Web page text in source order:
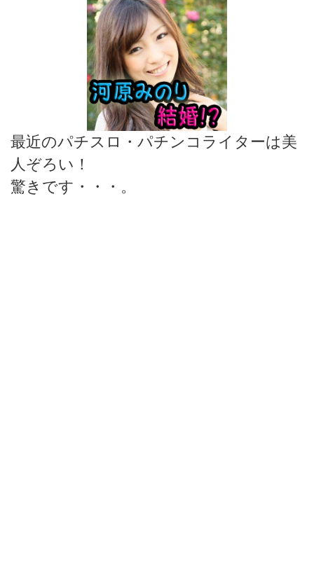
最近のパチスロ・パチンコライターは美
人ぞろい！
驚きです・・・。